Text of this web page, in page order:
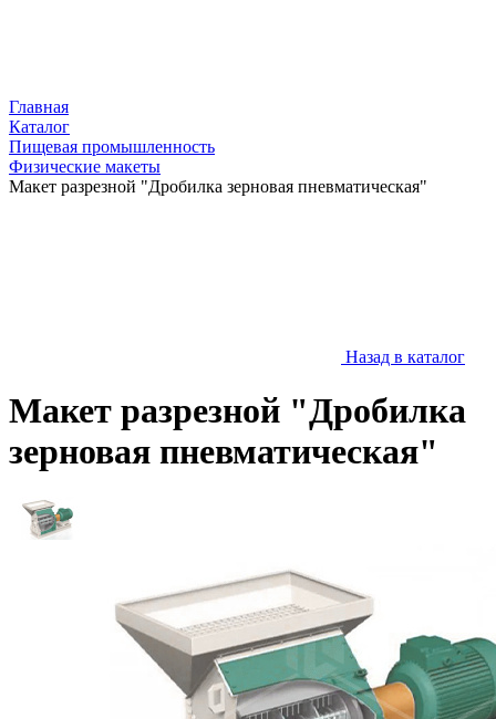
Главная
Каталог
Пищевая промышленность
Физические макеты
Макет разрезной "Дробилка зерновая пневматическая"
Назад в каталог
Макет разрезной "Дробилка
зерновая пневматическая"